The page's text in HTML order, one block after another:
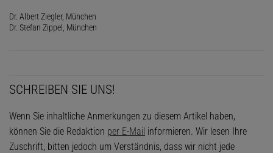
Dr. Albert Ziegler, München
Dr. Stefan Zippel, München
SCHREIBEN SIE UNS!
Wenn Sie inhaltliche Anmerkungen zu diesem Artikel haben,
können Sie die Redaktion per E-Mail informieren. Wir lesen Ihre
Zuschrift, bitten jedoch um Verständnis, dass wir nicht jede